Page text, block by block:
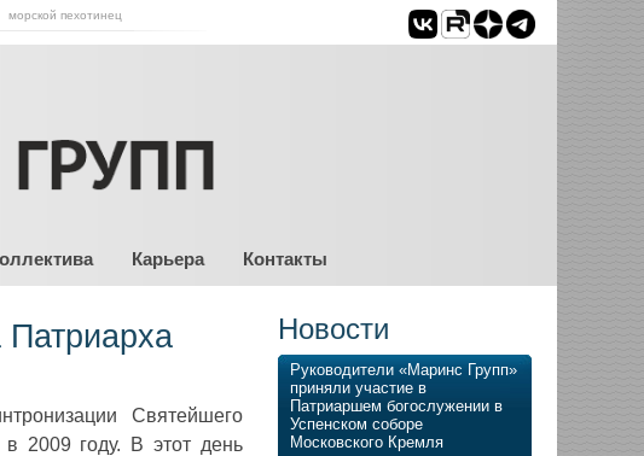
морской пехотинец
Карьера Контакты
Святейшего
2009 году. В этот день
Новости
Руководители «Маринс Групп»
приняли участие в
Патриаршем богослужении в
Успенском соборе
Московского Кремля